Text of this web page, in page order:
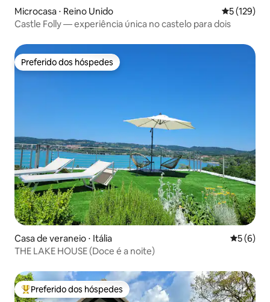
Microcasa ⋅ Reino Unido 5 de uma
5 (129)
Castle Folly — experiência única no castelo para dois
Preferido dos hóspedes
Preferido dos hóspedes
Casa de veraneio ⋅ Itália 5 de
5 (6)
THE LAKE HOUSE (Doce é a noite)
Entre os melhores preferidos dos hóspedes
Preferido dos hóspedes